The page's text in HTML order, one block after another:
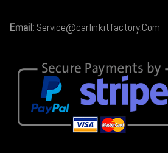
Email: Service@carlinkitfactory.Com